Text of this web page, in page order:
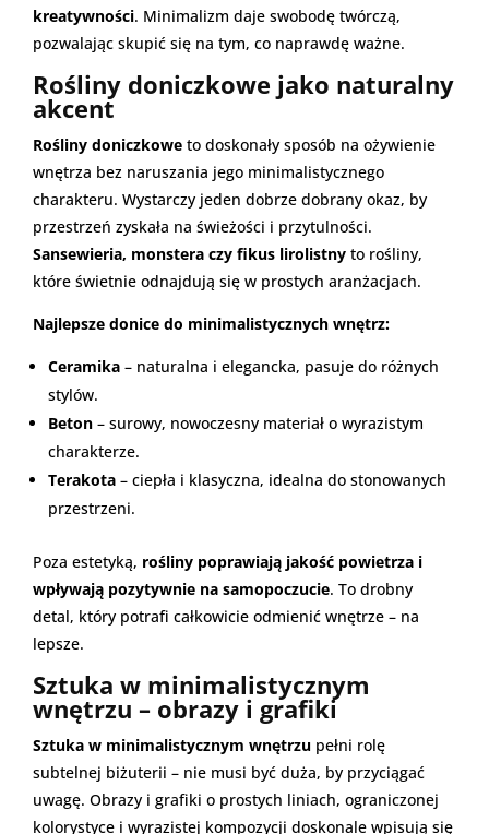
kreatywności. Minimalizm daje swobodę twórczą,
pozwalając skupić się na tym, co naprawdę ważne.
Rośliny doniczkowe jako naturalny
akcent
Rośliny doniczkowe to doskonały sposób na ożywienie
wnętrza bez naruszania jego minimalistycznego
charakteru. Wystarczy jeden dobrze dobrany okaz, by
przestrzeń zyskała na świeżości i przytulności.
Sansewieria, monstera czy fikus lirolistny to rośliny,
które świetnie odnajdują się w prostych aranżacjach.
Najlepsze donice do minimalistycznych wnętrz:
Ceramika – naturalna i elegancka, pasuje do różnych
stylów.
Beton – surowy, nowoczesny materiał o wyrazistym
charakterze.
Terakota – ciepła i klasyczna, idealna do stonowanych
przestrzeni.
Poza estetyką, rośliny poprawiają jakość powietrza i
wpływają pozytywnie na samopoczucie. To drobny
detal, który potrafi całkowicie odmienić wnętrze – na
lepsze.
Sztuka w minimalistycznym
wnętrzu – obrazy i grafiki
Sztuka w minimalistycznym wnętrzu pełni rolę
subtelnej biżuterii – nie musi być duża, by przyciągać
uwagę. Obrazy i grafiki o prostych liniach, ograniczonej
kolorystyce i wyrazistej kompozycji doskonale wpisują się